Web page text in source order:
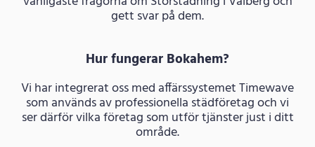
gett svar på dem.
Hur fungerar Bokahem?
Vi har integrerat oss med affärssystemet Timewave
som används av professionella städföretag och vi
ser därför vilka företag som utför tjänster just i ditt
område.